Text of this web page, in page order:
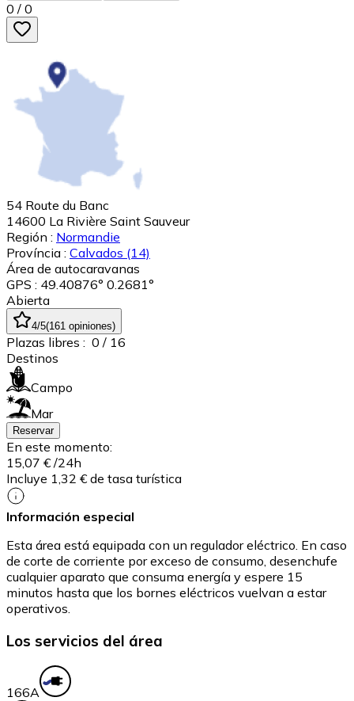
0 / 0
54 Route du Banc
14600 La Rivière Saint Sauveur
Región : Normandie
Província : Calvados (14)
Área de autocaravanas
GPS : 49.40876° 0.2681°
Abierta
4/5(161 opiniones)
Plazas libres : 0 / 16
Destinos
Campo
Mar
Reservar
En este momento:
15,07 € /24h
Incluye 1,32 € de tasa turística
Información especial
Esta área está equipada con un regulador eléctrico. En caso
de corte de corriente por exceso de consumo, desenchufe
cualquier aparato que consuma energía y espere 15
minutos hasta que los bornes eléctricos vuelvan a estar
operativos.
Los servicios del área
166A